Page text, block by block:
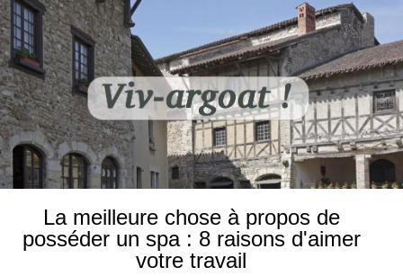
La meilleure chose à propos de
posséder un spa : 8 raisons d'aimer
votre travail